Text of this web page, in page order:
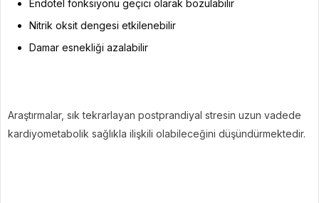
Endotel fonksiyonu geçici olarak bozulabilir
Nitrik oksit dengesi etkilenebilir
Damar esnekliği azalabilir
Araştırmalar, sık tekrarlayan postprandiyal stresin uzun vadede
kardiyometabolik sağlıkla ilişkili olabileceğini düşündürmektedir.